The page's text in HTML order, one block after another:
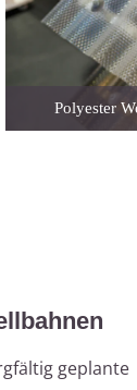
Polyester
geplante